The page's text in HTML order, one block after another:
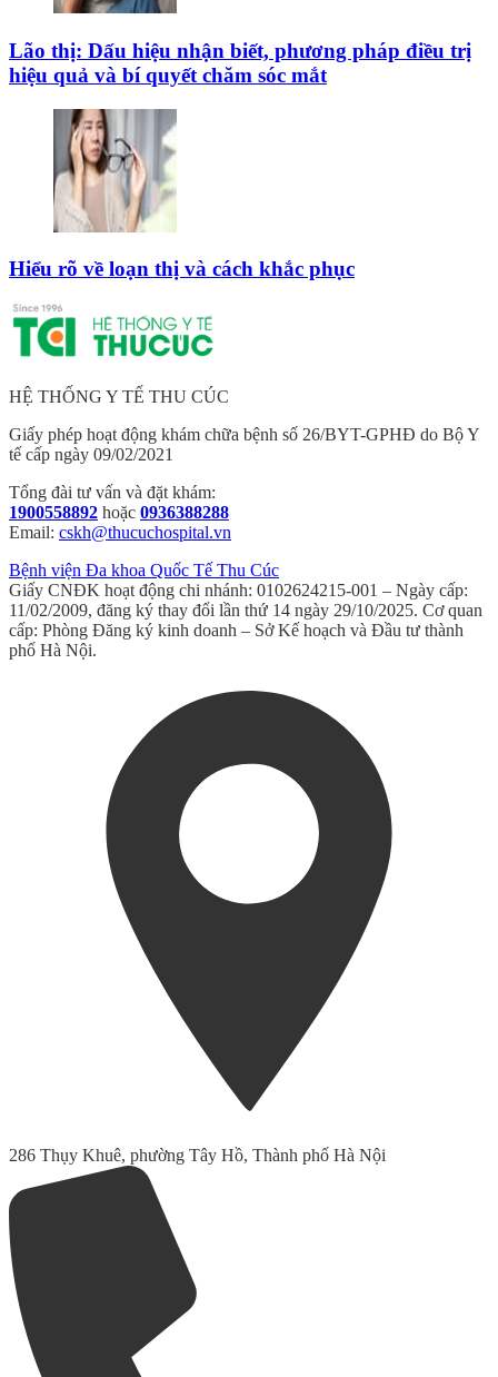
Lão thị: Dấu hiệu nhận biết, phương pháp điều trị
hiệu quả và bí quyết chăm sóc mắt
Hiểu rõ về loạn thị và cách khắc phục
HỆ THỐNG Y TẾ THU CÚC
Giấy phép hoạt động khám chữa bệnh số 26/BYT-GPHĐ do Bộ Y
tế cấp ngày 09/02/2021
Tổng đài tư vấn và đặt khám:
1900558892 hoặc 0936388288
Email: cskh@thucuchospital.vn
Bệnh viện Đa khoa Quốc Tế Thu Cúc
Giấy CNĐK hoạt động chi nhánh: 0102624215-001 – Ngày cấp:
11/02/2009, đăng ký thay đổi lần thứ 14 ngày 29/10/2025. Cơ quan
cấp: Phòng Đăng ký kinh doanh – Sở Kế hoạch và Đầu tư thành
phố Hà Nội.
286 Thụy Khuê, phường Tây Hồ, Thành phố Hà Nội